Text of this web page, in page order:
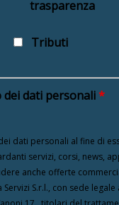
trasparenza
Tributi
dati personali*
dati personali al fine di
servizi, corsi, news,
anche offerte
S.r.l., con sede